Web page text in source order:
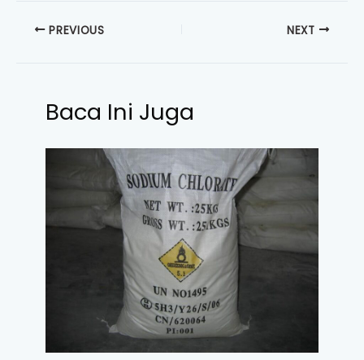
PREVIOUS NEXT
Baca Ini Juga